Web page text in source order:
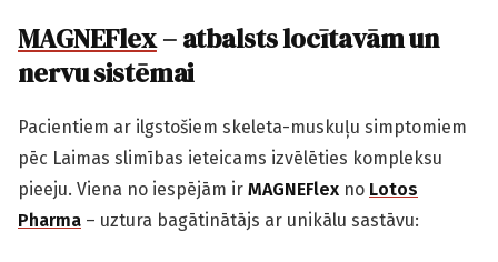
MAGNEFlex– atbalsts locītavām un
nervu sistēmai
Pacientiem ar ilgstošiem skeleta-muskuļu simptomiem
pēc Laimas slimības ieteicams izvēlēties kompleksu
pieeju. Viena no iespējām ir MAGNEFlex no Lotos
Pharma – uztura bagātinātājs ar unikālu sastāvu: